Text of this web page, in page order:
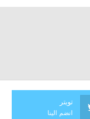
تويتر
انضم الينا